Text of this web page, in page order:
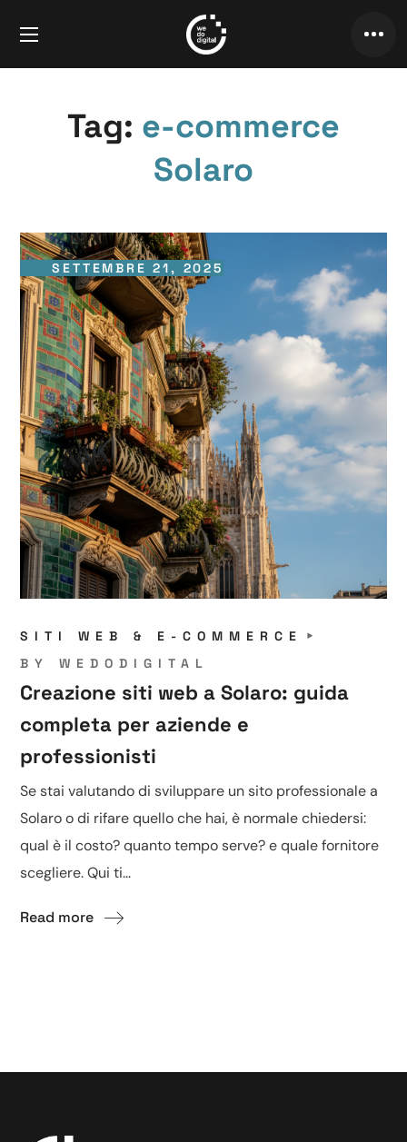
Tag: e-commerce
Solaro
SETTEMBRE 21, 2025
SITI WEB & E-COMMERCE
BYWEDODIGITAL
Creazione siti web a Solaro: guida
completa per aziende e
professionisti
Se stai valutando di sviluppare un sito professionale a
Solaro o di rifare quello che hai, è normale chiedersi:
qual è il costo? quanto tempo serve? e quale fornitore
scegliere. Qui ti...
Read more